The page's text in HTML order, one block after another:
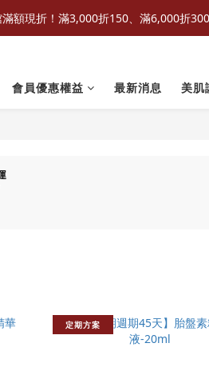
滿額現折！滿3,000折150、滿6,000折300
會員優惠權益 最新消息 美肌
定期方案